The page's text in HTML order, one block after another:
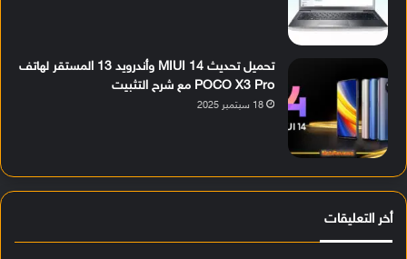
تحميل تحديث MIUI 14 وأندرويد 13 المستقر لهاتف
POCO X3 Pro مع شرح التثبيت
18 سبتمبر 2025
أخر التعليقات